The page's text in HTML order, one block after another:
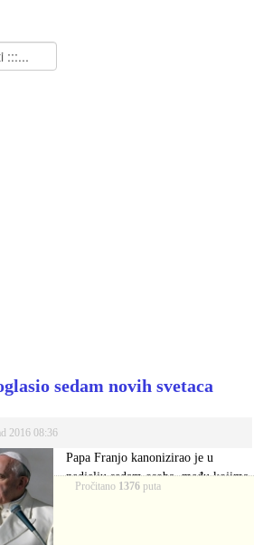
sedam novih svetaca
2016 08:36
Papa Franjo kanonizirao je u
nedjelju sedam osoba, među kojima
Pročitano 1376 puta